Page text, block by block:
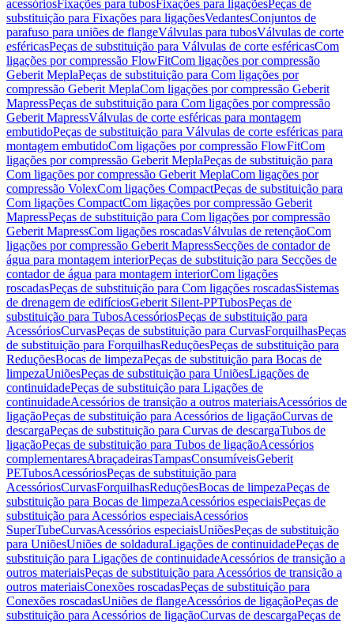
acessóriosFixações para tubosFixações para ligaçõesPeças de
substituição para Fixações para ligaçõesVedantesConjuntos de
parafuso para uniões de flangeVálvulas para tubosVálvulas de corte
esféricasPeças de substituição para Válvulas de corte esféricasCom
ligações por compressão FlowFitCom ligações por compressão
Geberit MeplaPeças de substituição para Com ligações por
compressão Geberit MeplaCom ligações por compressão Geberit
MapressPeças de substituição para Com ligações por compressão
Geberit MapressVálvulas de corte esféricas para montagem
embutidoPeças de substituição para Válvulas de corte esféricas para
montagem embutidoCom ligações por compressão FlowFitCom
ligações por compressão Geberit MeplaPeças de substituição para
Com ligações por compressão Geberit MeplaCom ligações por
compressão VolexCom ligações CompactPeças de substituição para
Com ligações CompactCom ligações por compressão Geberit
MapressPeças de substituição para Com ligações por compressão
Geberit MapressCom ligações roscadasVálvulas de retençãoCom
ligações por compressão Geberit MapressSecções de contador de
água para montagem interiorPeças de substituição para Secções de
contador de água para montagem interiorCom ligações
roscadasPeças de substituição para Com ligações roscadasSistemas
de drenagem de edifíciosGeberit Silent-PPTubosPeças de
substituição para TubosAcessóriosPeças de substituição para
AcessóriosCurvasPeças de substituição para CurvasForquilhasPeças
de substituição para ForquilhasReduçõesPeças de substituição para
ReduçõesBocas de limpezaPeças de substituição para Bocas de
limpezaUniõesPeças de substituição para UniõesLigações de
continuidadePeças de substituição para Ligações de
continuidadeAcessórios de transição a outros materiaisAcessórios de
ligaçãoPeças de substituição para Acessórios de ligaçãoCurvas de
descargaPeças de substituição para Curvas de descargaTubos de
ligaçãoPeças de substituição para Tubos de ligaçãoAcessórios
complementaresAbraçadeirasTampasConsumíveisGeberit
PETubosAcessóriosPeças de substituição para
AcessóriosCurvasForquilhasReduçõesBocas de limpezaPeças de
substituição para Bocas de limpezaAcessórios especiaisPeças de
substituição para Acessórios especiaisAcessórios
SuperTubeCurvasAcessórios especiaisUniõesPeças de substituição
para UniõesUniões de soldaduraLigações de continuidadePeças de
substituição para Ligações de continuidadeAcessórios de transição a
outros materiaisPeças de substituição para Acessórios de transição a
outros materiaisConexões roscadasPeças de substituição para
Conexões roscadasUniões de flangeAcessórios de ligaçãoPeças de
substituição para Acessórios de ligaçãoCurvas de descargaPeças de